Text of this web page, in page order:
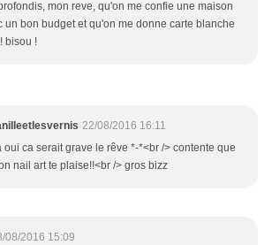
mon reve, qu'on me confie une maison
un bon budget et qu'on me donne carte blanche
bisou !
22/08/2016 16:11
oui ca serait grave le rêve *-*<br /> contente que
nail art te plaise!!<br /> gros bizz
08/2016 15:09